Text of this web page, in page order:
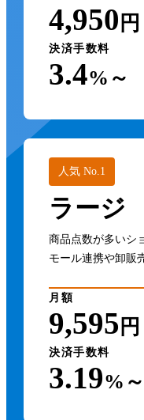
4,950 円
決済手数料
3.4%～
人気 No.1
ラージ
商品点数が多いシ
モール連携や卸販
月額
9,595 円
決済手数料
3.19%～